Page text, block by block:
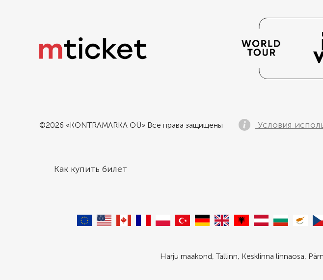
©2026 «KONTRAMARKA OÜ» Все права защищены Условия
Как купить билет
Harju maakond, Tallinn, Kesklinna linnaosa,